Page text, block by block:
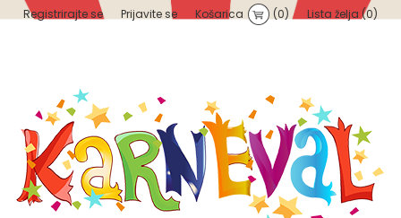
Registrirajte se Prijavite se Košarica (0) Lista želja (0)